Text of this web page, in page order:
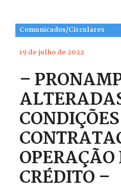
Comunicados/Circulares
19 de julho de 2022
–
OPERAÇÃO
CRÉDITO –